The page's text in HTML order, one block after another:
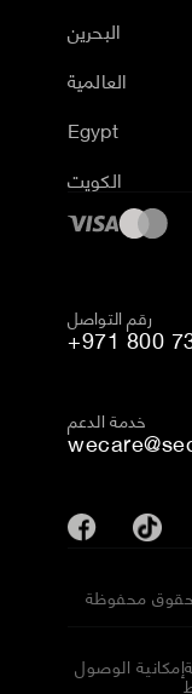
البحرين
العالمية
Egypt
الكويت
رقم التواصل
+971 800
خدمة الدعم
إمكانية الوصول